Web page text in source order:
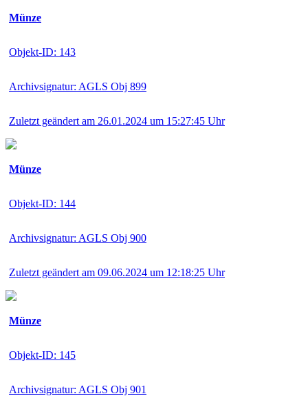
Münze
Objekt-ID: 143
Archivsignatur: AGLS Obj 899
Zuletzt geändert am 26.01.2024 um 15:27:45 Uhr
Münze
Objekt-ID: 144
Archivsignatur: AGLS Obj 900
Zuletzt geändert am 09.06.2024 um 12:18:25 Uhr
Münze
Objekt-ID: 145
Archivsignatur: AGLS Obj 901